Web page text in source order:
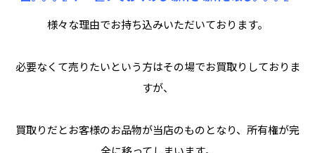
様々な理由でお持ち込みいただいております。
必要なくて売りたいという方はその場でお買取りしておりま
すが、
買取りだとお客様のお品物が当店のものとなり、所有権が完